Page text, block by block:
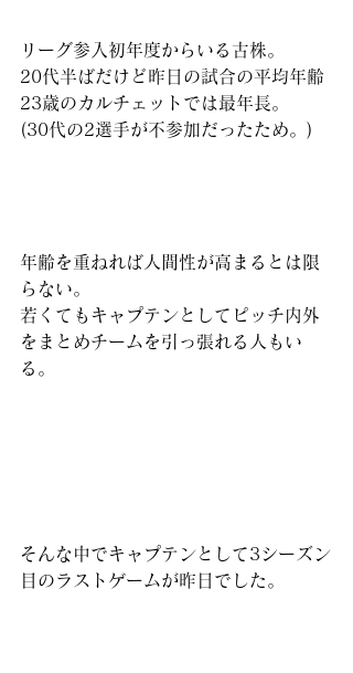
リーグ参入初年度からいる古株。
20代半ばだけど昨日の試合の平均年齢
23歳のカルチェットでは最年長。
(30代の2選手が不参加だったため。)
年齢を重ねれば人間性が高まるとは限
らない。
若くてもキャプテンとしてピッチ内外
をまとめチームを引っ張れる人もい
る。
そんな中でキャプテンとして3シーズン
目のラストゲームが昨日でした。